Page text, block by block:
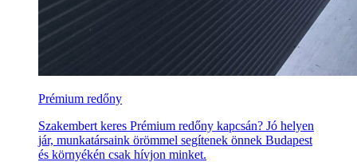
Prémium redőny
Szakembert keres Prémium redőny kapcsán? Jó helyen
jár, munkatársaink örömmel segítenek önnek Budapest
és környékén csak hívjon minket.